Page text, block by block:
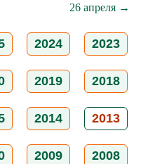
26 апреля →
2024 2023
2019 2018
2014 2013
2009 2008